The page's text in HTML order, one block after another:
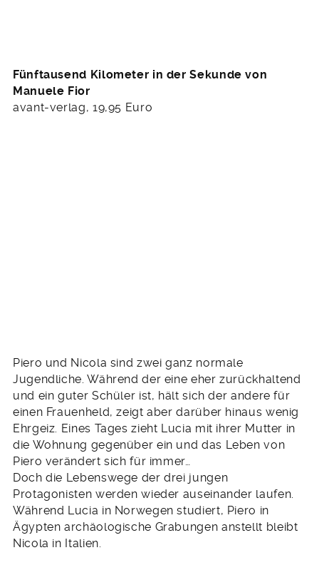
Fünftausend Kilometer in der Sekunde von
Manuele Fior
avant-verlag, 19,95 Euro
Piero und Nicola sind zwei ganz normale
Jugendliche. Während der eine eher zurückhaltend
und ein guter Schüler ist, hält sich der andere für
einen Frauenheld, zeigt aber darüber hinaus wenig
Ehrgeiz. Eines Tages zieht Lucia mit ihrer Mutter in
die Wohnung gegenüber ein und das Leben von
Piero verändert sich für immer…
Doch die Lebenswege der drei jungen
Protagonisten werden wieder auseinander laufen.
Während Lucia in Norwegen studiert, Piero in
Ägypten archäologische Grabungen anstellt bleibt
Nicola in Italien.